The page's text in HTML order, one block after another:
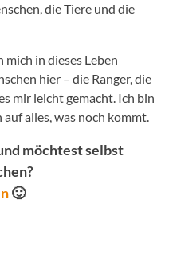
die Tiere und die
mich in dieses Leben
hier – die Ranger, die
mir leicht gemacht. Ich bin
alles, was noch kommt.
möchtest selbst
🙂